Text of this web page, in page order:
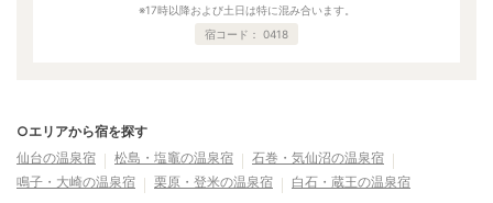
※17時以降および土日は特に混み合います。
宿コード： 0418
○エリアから宿を探す
仙台の温泉宿
松島・塩竈の温泉宿
石巻・気仙沼の温泉宿
鳴子・大崎の温泉宿
栗原・登米の温泉宿 白石・蔵王の温泉宿